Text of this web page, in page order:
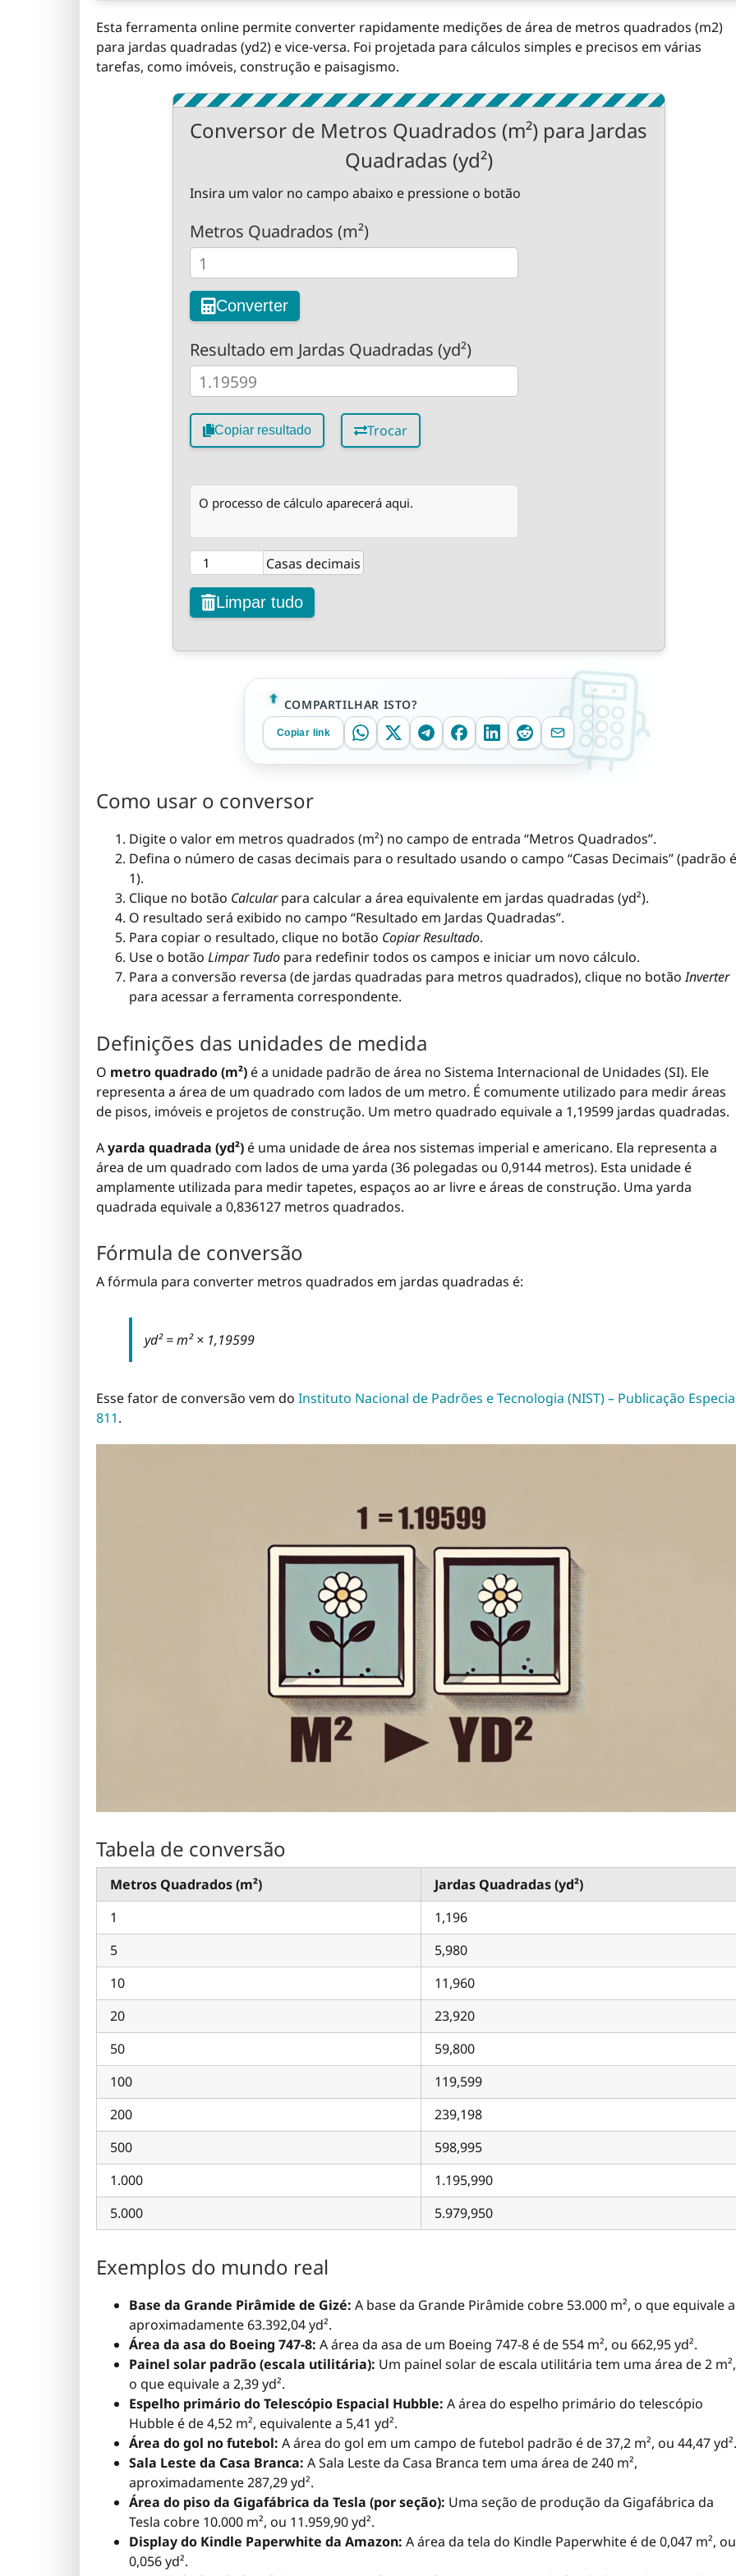
Esta ferramenta online permite converter rapidamente medições de área de metros quadrados (m2)
para jardas quadradas (yd2) e vice-versa. Foi projetada para cálculos simples e precisos em várias
tarefas, como imóveis, construção e paisagismo.
Conversor de Metros Quadrados (m²) para Jardas
Quadradas (yd²)
Insira um valor no campo abaixo e pressione o botão
Metros Quadrados (m²)
Converter
Resultado em Jardas Quadradas (yd²)
Copiar resultado Trocar
O processo de cálculo aparecerá aqui.
Casas decimais
Limpar tudo
COMPARTILHAR ISTO?
Copiar link
Como usar o conversor
Digite o valor em metros quadrados (m²) no campo de entrada “Metros Quadrados”.
Defina o número de casas decimais para o resultado usando o campo “Casas Decimais” (padrão é
1).
Clique no botão Calcularpara calcular a área equivalente em jardas quadradas (yd²).
O resultado será exibido no campo “Resultado em Jardas Quadradas”.
Para copiar o resultado, clique no botão Copiar Resultado.
Use o botão Limpar Tudo para redefinir todos os campos e iniciar um novo cálculo.
Para a conversão reversa (de jardas quadradas para metros quadrados), clique no botãoInverter
para acessar a ferramenta correspondente.
Definições das unidades de medida
O metro quadrado (m²) é a unidade padrão de área no Sistema Internacional de Unidades (SI). Ele
representa a área de um quadrado com lados de um metro. É comumente utilizado para medir áreas
de pisos, imóveis e projetos de construção. Um metro quadrado equivale a 1,19599 jardas quadradas.
Ayarda quadrada (yd²) é uma unidade de área nos sistemas imperial e americano. Ela representa a
área de um quadrado com lados de uma yarda (36 polegadas ou 0,9144 metros). Esta unidade é
amplamente utilizada para medir tapetes, espaços ao ar livre e áreas de construção. Uma yarda
quadrada equivale a 0,836127 metros quadrados.
Fórmula de conversão
A fórmula para converter metros quadrados em jardas quadradas é:
yd² = m² × 1,19599
Esse fator de conversão vem do Instituto Nacional de Padrões e Tecnologia (NIST) – Publicação
811.
Tabela de conversão
Metros Quadrados (m²)
Jardas Quadradas (yd²)
1
1,196
5
5,980
10
11,960
20
23,920
50
59,800
100
119,599
200
239,198
500
598,995
1.000
1.195,990
5.000
5.979,950
Exemplos do mundo real
Base da Grande Pirâmide de Gizé: A base da Grande Pirâmide cobre 53.000 m², o que equivale a
aproximadamente 63.392,04 yd².
Área da asa do Boeing 747-8: A área da asa de um Boeing 747-8 é de 554 m², ou 662,95 yd².
Painel solar padrão (escala utilitária): Um painel solar de escala utilitária tem uma área de 2 m²,
o que equivale a 2,39 yd².
Espelho primário do Telescópio Espacial Hubble: A área do espelho primário do telescópio
Hubble é de 4,52 m², equivalente a 5,41 yd².
Área do gol no futebol: A área do gol em um campo de futebol padrão é de 37,2 m², ou 44,47 yd².
Sala Leste da Casa Branca: A Sala Leste da Casa Branca tem uma área de 240 m²,
aproximadamente 287,29 yd².
Área do piso da Gigafábrica da Tesla (por seção): Uma seção de produção da Gigafábrica da
Tesla cobre 10.000 m², ou 11.959,90 yd².
Display do Kindle Paperwhite da Amazon: A área da tela do Kindle Paperwhite é de 0,047 m², ou
0,056 yd².